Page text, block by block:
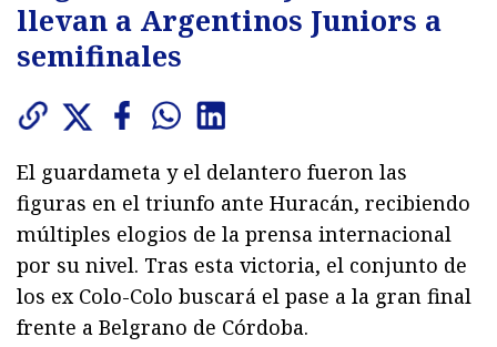
llevan a Argentinos Juniors a
semifinales
El guardameta y el delantero fueron las
figuras en el triunfo ante Huracán, recibiendo
múltiples elogios de la prensa internacional
por su nivel. Tras esta victoria, el conjunto de
los ex Colo-Colo buscará el pase a la gran final
frente a Belgrano de Córdoba.